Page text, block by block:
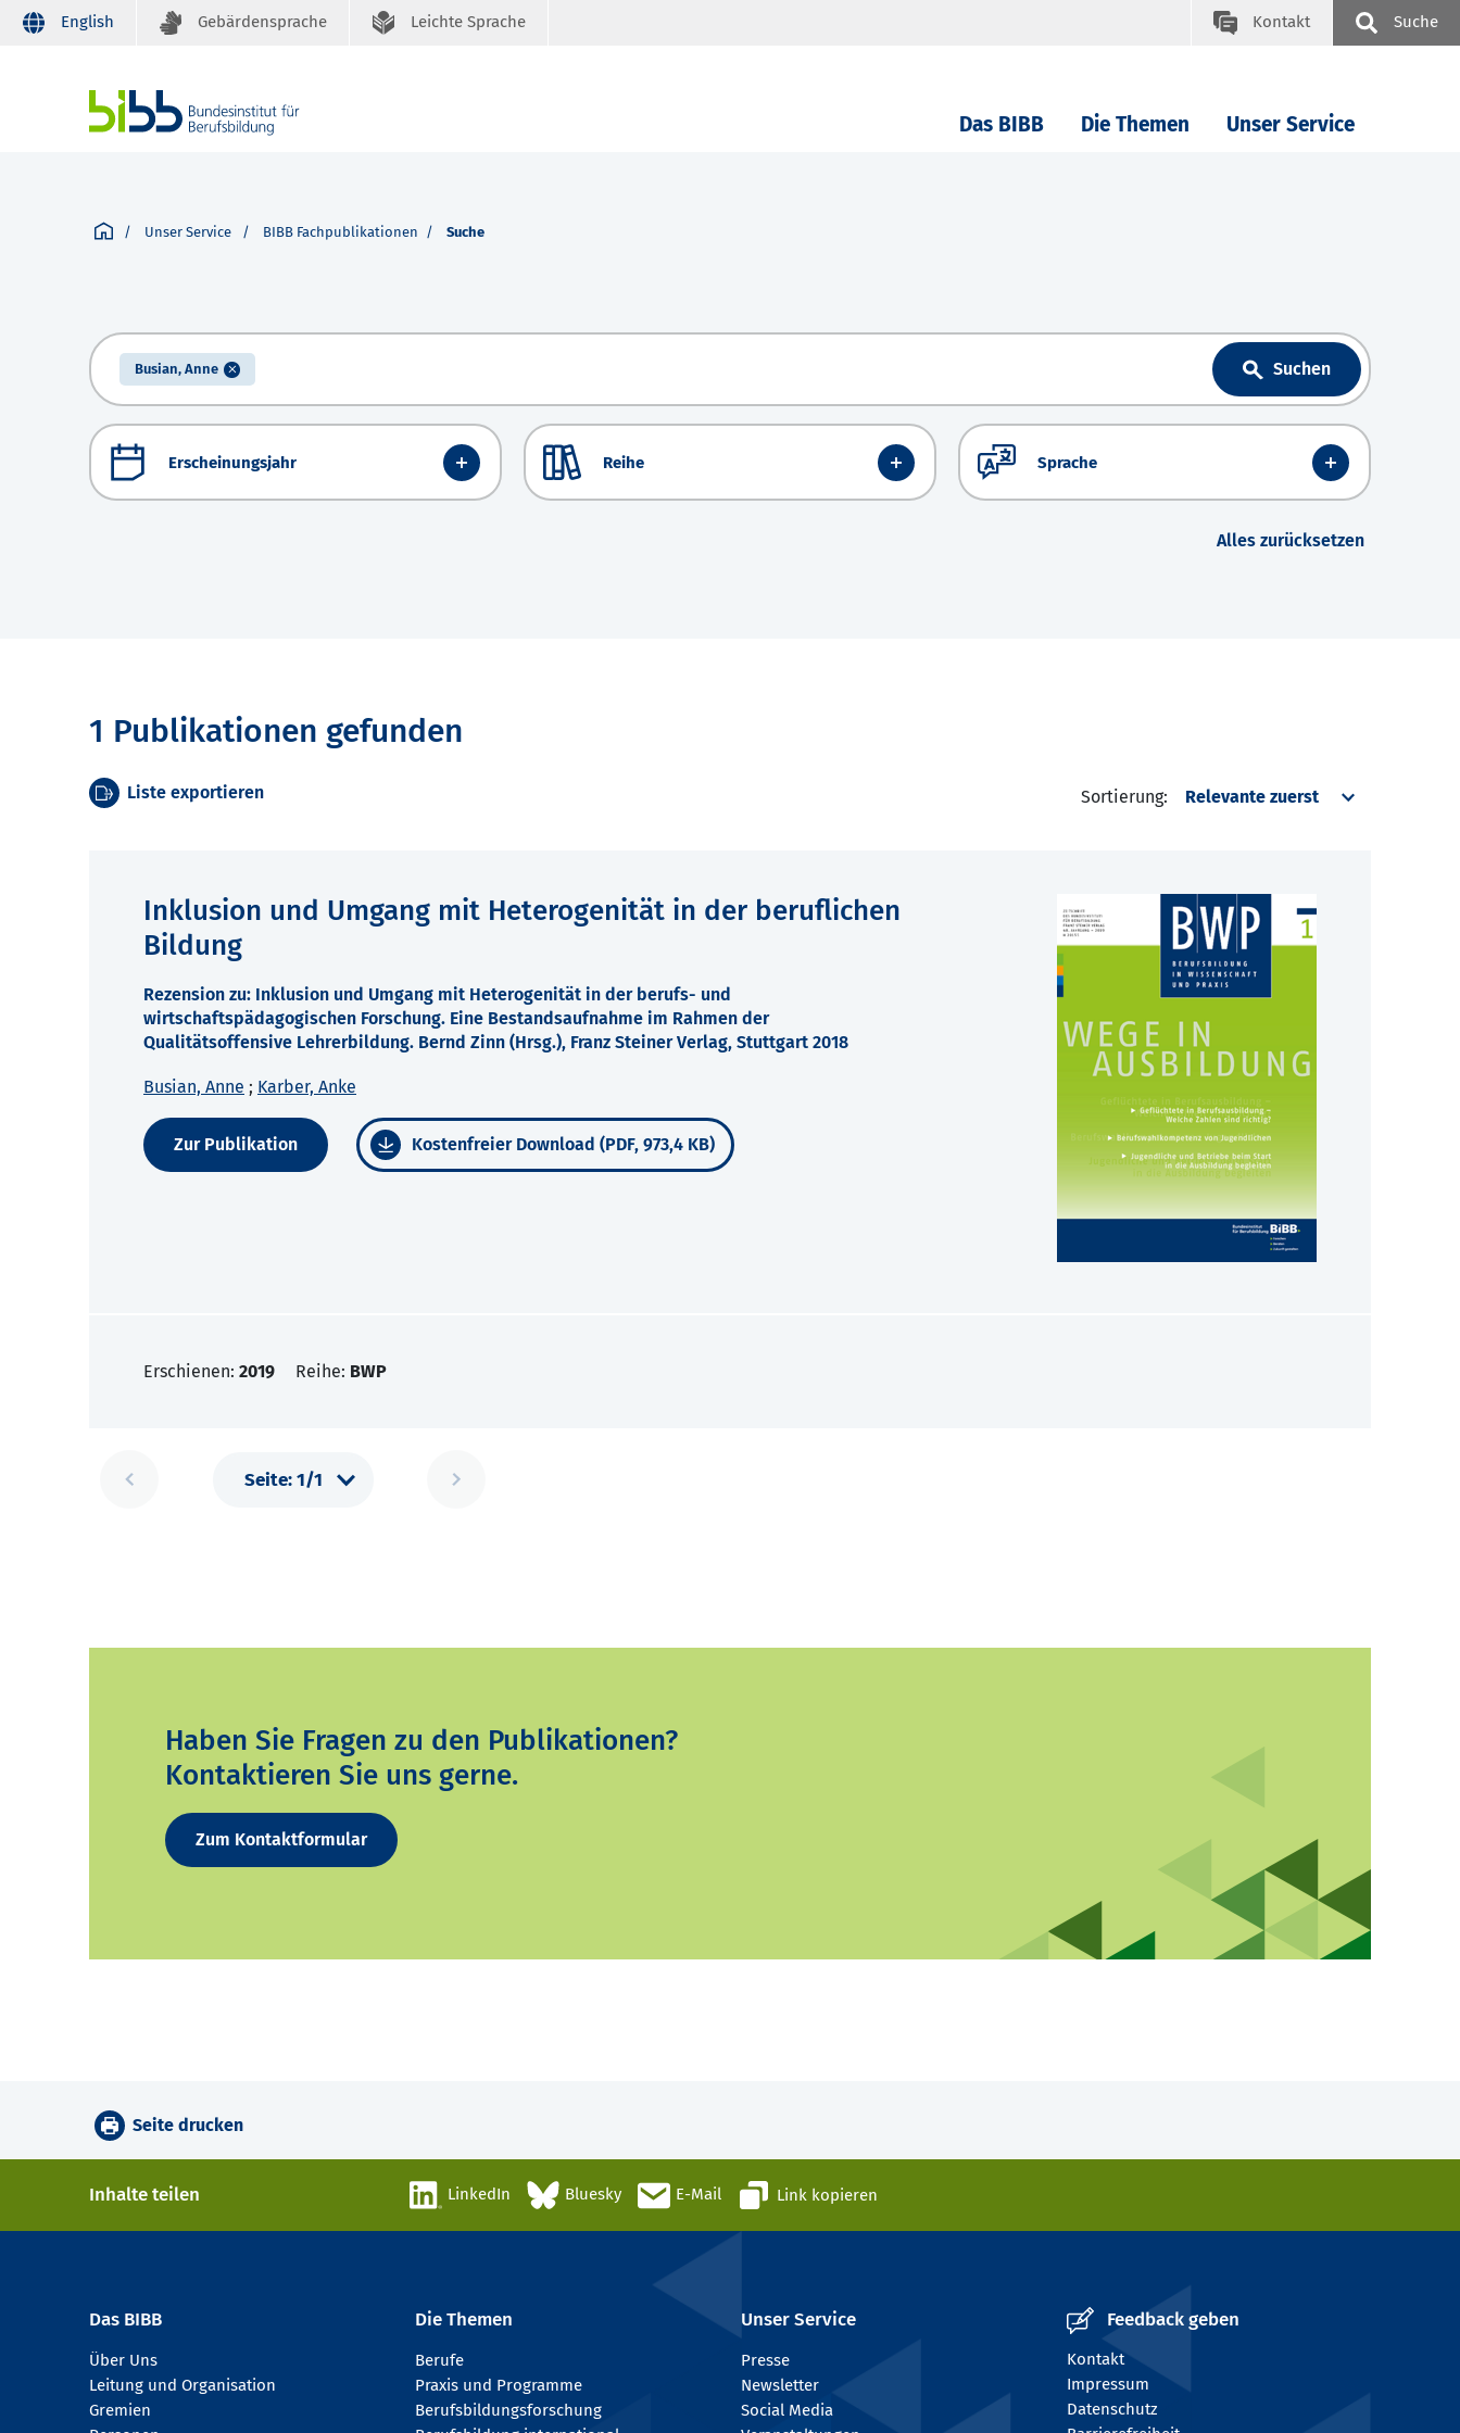
English Gebärdensprache Leichte Sprache Kontakt Suche
Das BIBB Die Themen Unser Service
Unser Service BIBB Fachpublikationen Suche
Busian, Anne Suchen
Erscheinungsjahr Reihe Sprache
Alles zurücksetzen
1 Publikationen gefunden
Liste exportieren Sortierung:
Inklusion und Umgang mit Heterogenität in der beruflichen
Bildung
Rezension zu: Inklusion und Umgang mit Heterogenität in der berufs- und
wirtschaftspädagogischen Forschung. Eine Bestandsaufnahme im Rahmen der
Qualitätsoffensive Lehrerbildung. Bernd Zinn (Hrsg.), Franz Steiner Verlag, Stuttgart 2018
Busian, Anne ; Karber, Anke
Zur Publikation Kostenfreier Download (PDF, 973,4 KB)
Erschienen: 2019 Reihe: BWP
Haben Sie Fragen zu den Publikationen?
Kontaktieren Sie uns gerne.
Zum Kontaktformular
Seite drucken
Inhalte teilen LinkedIn Bluesky E-Mail Link kopieren
Das BIBB
Über Uns
Leitung und Organisation
Gremien
Die Themen
Berufe
Praxis und Programme
Berufsbildungsforschung
Unser Service
Presse
Newsletter
Social Media
Feedback geben
Kontakt
Impressum
Datenschutz